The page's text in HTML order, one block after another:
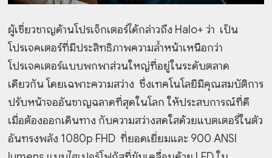
ผู้เชี่ยวชาญด้านโปรเจ็กเตอร์ได้กล่าวถึง Halo+ ว่า เป็น
โปรเจคเตอร์ที่มีประสิทธิภาพความล้ำหน้าเหนือกว่า
โปรเจคเตอร์แบบพกพาส่วนใหญ่ที่อยู่ในระดับตลาด
เดียวกัน โดยเฉพาะความสว่าง ซึ่งเทคโนโลยีมีคุณสมบัติการ
ปรับหน้าจออันชาญฉลาดที่สุดในโลก ให้ประสบการณ์ที่ดี
เมื่อต้องออกเดินทาง กับความสว่างสดใสด้วยแบตเตอรี่ในตัว
อันทรงพลัง 1080p FHD ที่ยอดเยี่ยมและ 900 ANSI